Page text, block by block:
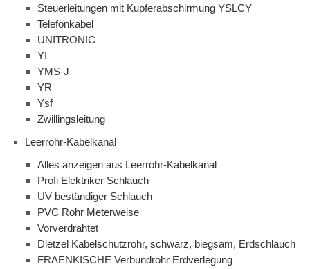
Steuerleitungen mit Kupferabschirmung YSLCY
Telefonkabel
UNITRONIC
Yf
YMS-J
YR
Ysf
Zwillingsleitung
Leerrohr-Kabelkanal
Alles anzeigen aus Leerrohr-Kabelkanal
Profi Elektriker Schlauch
UV beständiger Schlauch
PVC Rohr Meterweise
Vorverdrahtet
Dietzel Kabelschutzrohr, schwarz, biegsam, Erdschlauch
FRAENKISCHE Verbundrohr Erdverlegung